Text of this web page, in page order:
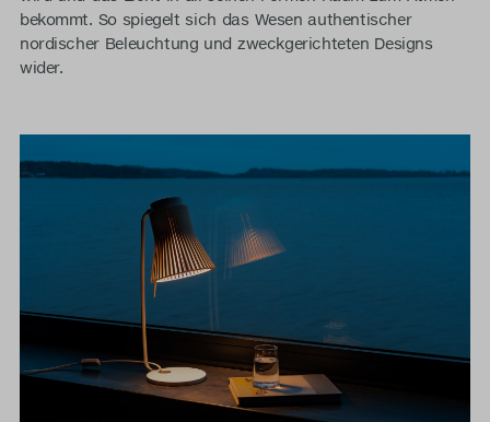
bekommt. So spiegelt sich das Wesen authentischer
nordischer Beleuchtung und zweckgerichteten Designs
wider.